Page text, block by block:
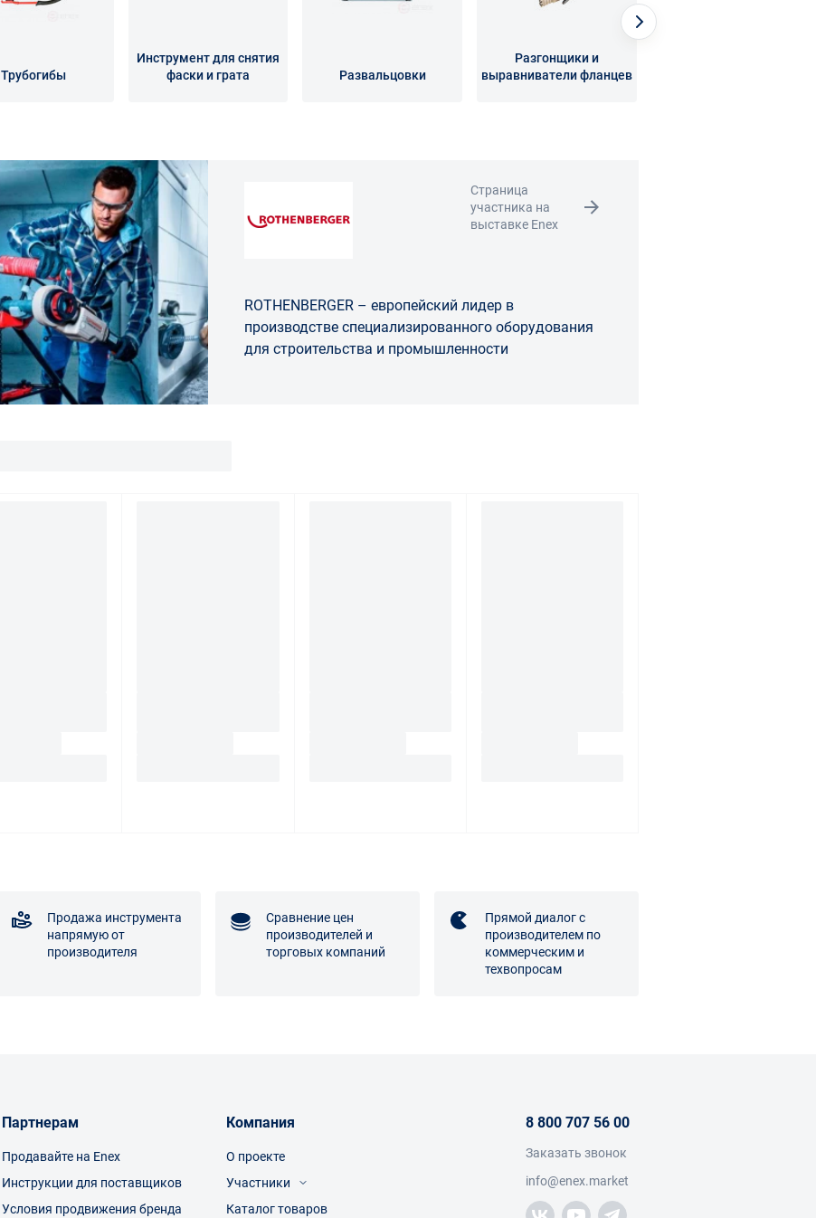
Трубогибы
Инструмент для снятия
фаски и грата
Развальцовки
Разгонщики и
выравниватели фланцев
Страница
участника на
выставке Enex
ROTHENBERGER – европейский лидер в
производстве специализированного оборудования
для строительства и промышленности
Продажа инструмента
напрямую от
производителя
Сравнение цен
производителей и
торговых компаний
Прямой диалог с
производителем по
коммерческим и
техвопросам
Партнерам
Продавайте на Enex
Инструкции для поставщиков
Условия продвижения бренда
Компания
О проекте
Участники
Посетители
Каталог товаров
8 800 707 56 00
Заказать звонок
info@enex.market